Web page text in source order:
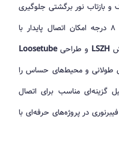
و بازتاب نور برگشتی جلوگیری
کند. کانکتور LC-APC با پولیش زاویه‌دار ۸ درجه امکان اتصال پایدار با
LSZH و طراحیLoosetube
طولانی و محیط‌های حساس را
گزینه‌ای مناسب برای اتصال
در پروژه‌های حرفه‌ای با